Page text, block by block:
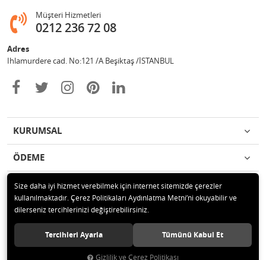
Müşteri Hizmetleri
0212 236 72 08
Adres
Ihlamurdere cad. No:121 /A Beşiktaş /İSTANBUL
KURUMSAL
ÖDEME
İLETİŞİM
© 2020 Avize Marketim Tüm hakları saklıdır.
Size daha iyi hizmet verebilmek için internet sitemizde çerezler
kullanılmaktadır. Çerez Politikaları Aydınlatma Metni’ni okuyabilir ve
dilerseniz tercihlerinizi değiştirebilirsiniz.
Tercihleri Ayarla Tümünü Kabul Et
Gizlilik ve Çerez Politikası